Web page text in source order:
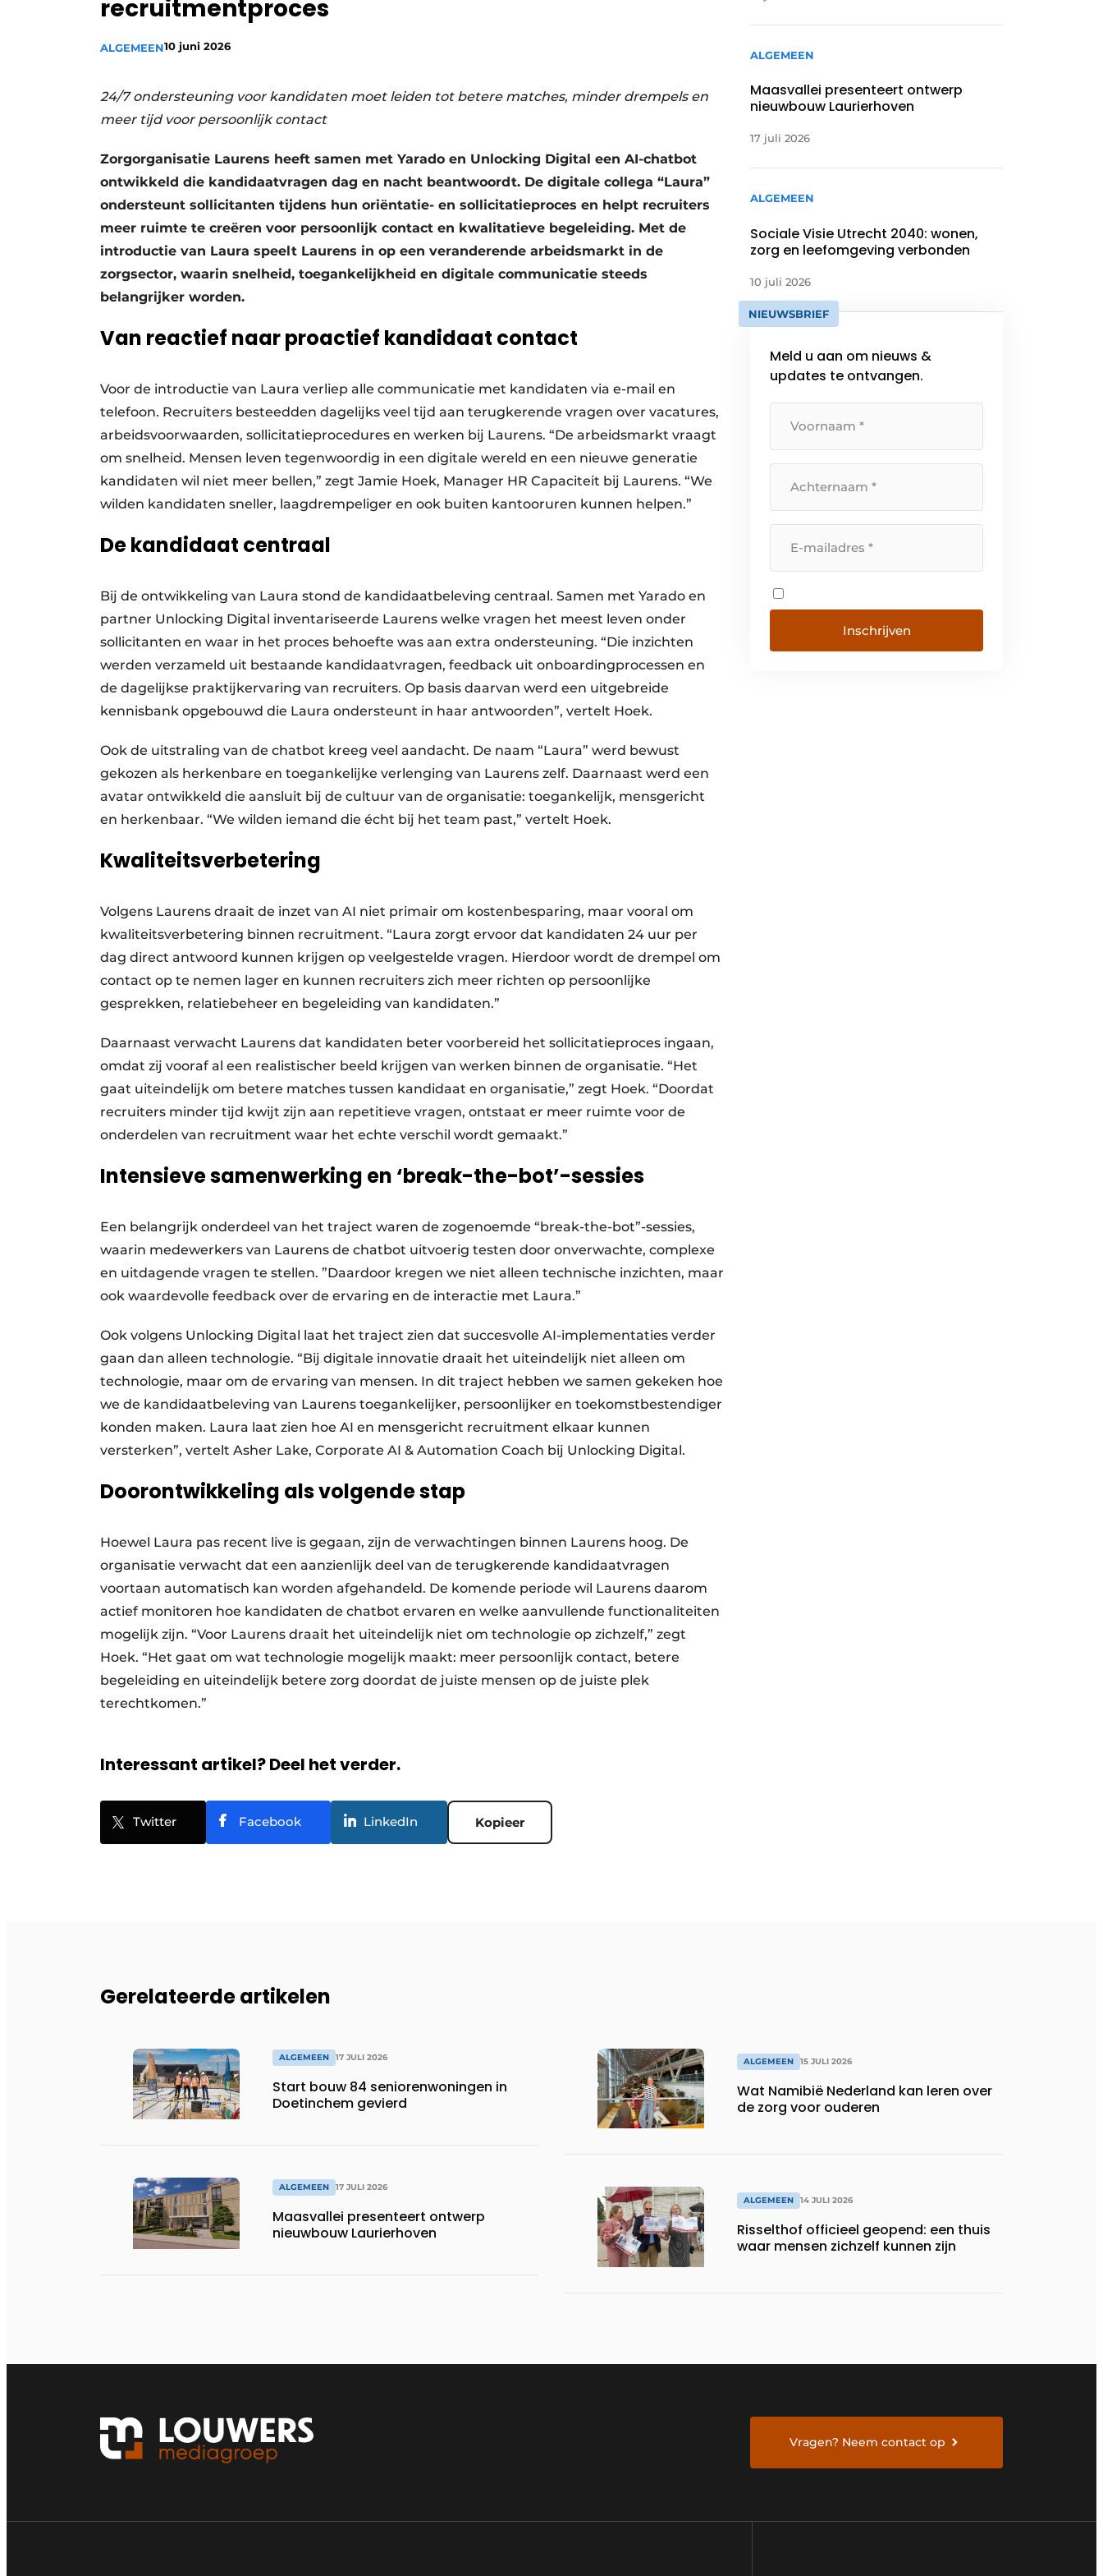
Privacy / Cookie statement
Vacature aanmelden
Video’s
recruitmentproces
ALGEMEEN10 juni 2026
24/7 ondersteuning voor kandidaten moet leiden tot betere matches, minder drempels en
meer tijd voor persoonlijk contact
Zorgorganisatie Laurens heeft samen met Yarado en Unlocking Digital een AI-chatbot
ontwikkeld die kandidaatvragen dag en nacht beantwoordt. De digitale collega “Laura”
ondersteunt sollicitanten tijdens hun oriëntatie- en sollicitatieproces en helpt recruiters
meer ruimte te creëren voor persoonlijk contact en kwalitatieve begeleiding. Met de
introductie van Laura speelt Laurens in op een veranderende arbeidsmarkt in de
zorgsector, waarin snelheid, toegankelijkheid en digitale communicatie steeds
belangrijker worden.
Van reactief naar proactief kandidaat contact
Voor de introductie van Laura verliep alle communicatie met kandidaten via e-mail en
telefoon. Recruiters besteedden dagelijks veel tijd aan terugkerende vragen over vacatures,
arbeidsvoorwaarden, sollicitatieprocedures en werken bij Laurens. “De arbeidsmarkt vraagt
om snelheid. Mensen leven tegenwoordig in een digitale wereld en een nieuwe generatie
kandidaten wil niet meer bellen,” zegt Jamie Hoek, Manager HR Capaciteit bij Laurens. “We
wilden kandidaten sneller, laagdrempeliger en ook buiten kantooruren kunnen helpen.”
De kandidaat centraal
Bij de ontwikkeling van Laura stond de kandidaatbeleving centraal. Samen met Yarado en
partner Unlocking Digital inventariseerde Laurens welke vragen het meest leven onder
sollicitanten en waar in het proces behoefte was aan extra ondersteuning. “Die inzichten
werden verzameld uit bestaande kandidaatvragen, feedback uit onboardingprocessen en
de dagelijkse praktijkervaring van recruiters. Op basis daarvan werd een uitgebreide
kennisbank opgebouwd die Laura ondersteunt in haar antwoorden”, vertelt Hoek.
Ook de uitstraling van de chatbot kreeg veel aandacht. De naam “Laura” werd bewust
gekozen als herkenbare en toegankelijke verlenging van Laurens zelf. Daarnaast werd een
avatar ontwikkeld die aansluit bij de cultuur van de organisatie: toegankelijk, mensgericht
en herkenbaar. “We wilden iemand die écht bij het team past,” vertelt Hoek.
Kwaliteitsverbetering
Volgens Laurens draait de inzet van AI niet primair om kostenbesparing, maar vooral om
kwaliteitsverbetering binnen recruitment. “Laura zorgt ervoor dat kandidaten 24 uur per
dag direct antwoord kunnen krijgen op veelgestelde vragen. Hierdoor wordt de drempel om
contact op te nemen lager en kunnen recruiters zich meer richten op persoonlijke
gesprekken, relatiebeheer en begeleiding van kandidaten.”
Daarnaast verwacht Laurens dat kandidaten beter voorbereid het sollicitatieproces ingaan,
omdat zij vooraf al een realistischer beeld krijgen van werken binnen de organisatie. “Het
gaat uiteindelijk om betere matches tussen kandidaat en organisatie,” zegt Hoek. “Doordat
recruiters minder tijd kwijt zijn aan repetitieve vragen, ontstaat er meer ruimte voor de
onderdelen van recruitment waar het echte verschil wordt gemaakt.”
Intensieve samenwerking en ‘break-the-bot’-sessies
Een belangrijk onderdeel van het traject waren de zogenoemde “break-the-bot”-sessies,
waarin medewerkers van Laurens de chatbot uitvoerig testen door onverwachte, complexe
en uitdagende vragen te stellen. ”Daardoor kregen we niet alleen technische inzichten, maar
ook waardevolle feedback over de ervaring en de interactie met Laura.”
Ook volgens Unlocking Digital laat het traject zien dat succesvolle AI-implementaties verder
gaan dan alleen technologie. “Bij digitale innovatie draait het uiteindelijk niet alleen om
technologie, maar om de ervaring van mensen. In dit traject hebben we samen gekeken hoe
we de kandidaatbeleving van Laurens toegankelijker, persoonlijker en toekomstbestendiger
konden maken. Laura laat zien hoe AI en mensgericht recruitment elkaar kunnen
versterken”, vertelt Asher Lake, Corporate AI & Automation Coach bij Unlocking Digital.
Doorontwikkeling als volgende stap
Hoewel Laura pas recent live is gegaan, zijn de verwachtingen binnen Laurens hoog. De
organisatie verwacht dat een aanzienlijk deel van de terugkerende kandidaatvragen
voortaan automatisch kan worden afgehandeld. De komende periode wil Laurens daarom
actief monitoren hoe kandidaten de chatbot ervaren en welke aanvullende functionaliteiten
mogelijk zijn. “Voor Laurens draait het uiteindelijk niet om technologie op zichzelf,” zegt
Hoek. “Het gaat om wat technologie mogelijk maakt: meer persoonlijk contact, betere
begeleiding en uiteindelijk betere zorg doordat de juiste mensen op de juiste plek
terechtkomen.”
Interessant artikel? Deel het verder.
Twitter Facebook LinkedIn Kopieer
ALGEMEEN
Maasvallei presenteert ontwerp
nieuwbouw Laurierhoven
17 juli 2026
ALGEMEEN
Sociale Visie Utrecht 2040: wonen,
zorg en leefomgeving verbonden
10 juli 2026
NIEUWSBRIEF
Meld u aan om nieuws &
updates te ontvangen.
Gerelateerde artikelen
ALGEMEEN 17 JULI 2026
Start bouw 84 seniorenwoningen in
Doetinchem gevierd
ALGEMEEN 17 JULI 2026
Maasvallei presenteert ontwerp
nieuwbouw Laurierhoven
ALGEMEEN 15 JULI 2026
Wat Namibië Nederland kan leren over
de zorg voor ouderen
ALGEMEEN 14 JULI 2026
Risselthof officieel geopend: een thuis
waar mensen zichzelf kunnen zijn
Vragen? Neem contact op